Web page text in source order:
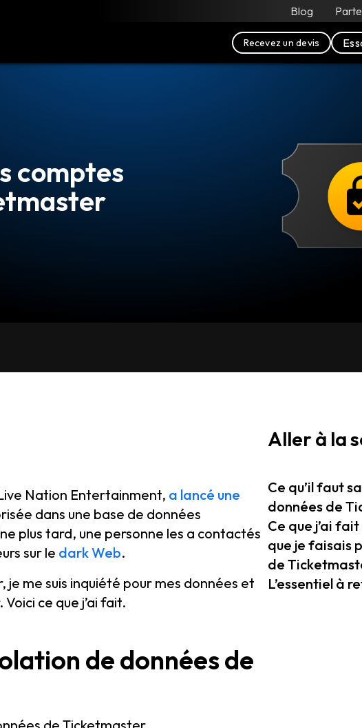
Blog
Recevez un devis
comptes
Nation Entertainment, a lancé une
dans une base de données
plus tard, une personne les a contactés
sur le dark Web.
me suis inquiété pour mes données et
ce que j’ai fait.
de données de
Aller à la
Ce qu’il faut
données de
Ce que j’ai
que je faisais
de
L’essentiel à